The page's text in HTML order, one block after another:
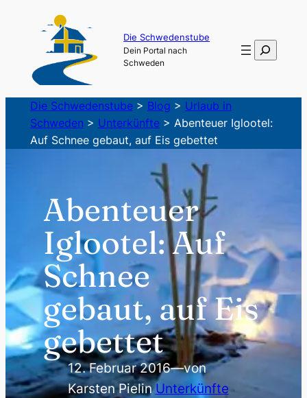
springen
Die Schwedenstube
Dein Portal nach
Schweden
Suchen
Die Schwedenstube> Blog > Urlaub in
Schweden > Unterkünfte> Abenteuer Iglootel:
Auf Schnee gebaut, auf Eis gebettet
Abenteuer
Iglootel: Auf
Schnee
gebaut, auf Eis
gebettet
12. Februar 2016—von
Karsten PielinUnterkünfte